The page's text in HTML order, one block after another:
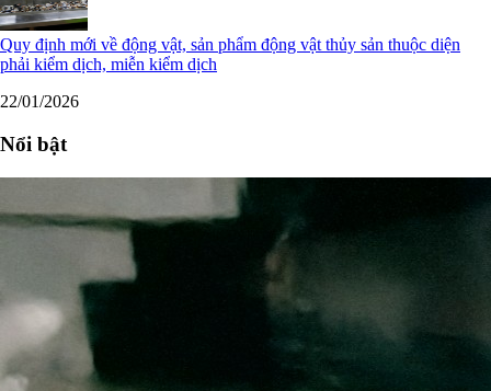
Quy định mới về động vật, sản phẩm động vật thủy sản thuộc diện
phải kiểm dịch, miễn kiểm dịch
22/01/2026
Nổi bật